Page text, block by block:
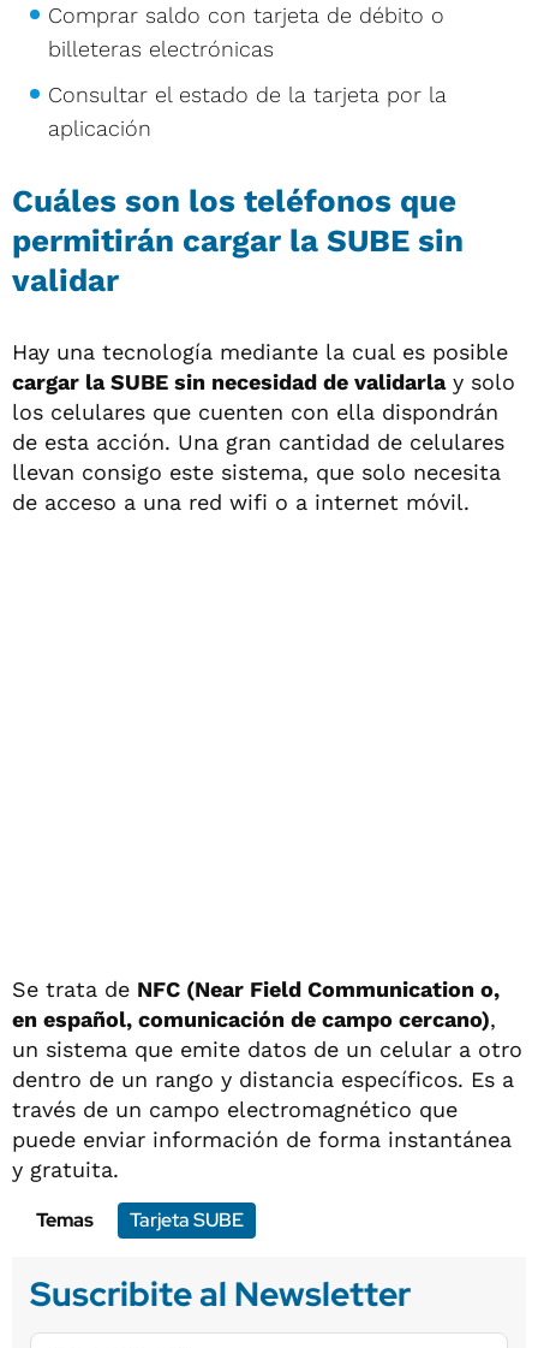
Comprar saldo con tarjeta de débito o
billeteras electrónicas
Consultar el estado de la tarjeta por la
aplicación
Cuáles son los teléfonos que
permitirán cargar la SUBE sin
validar
Hay una tecnología mediante la cual es posible
cargar la SUBE sin necesidad de validarlay solo
los celulares que cuenten con ella dispondrán
de esta acción. Una gran cantidad de celulares
llevan consigo este sistema, que solo necesita
de acceso a una red wifi o a internet móvil.
Se trata de NFC (Near Field Communication o,
en español, comunicación de campo cercano),
un sistema que emite datos de un celular a otro
dentro de un rango y distancia específicos. Es a
través de un campo electromagnético que
puede enviar información de forma instantánea
y gratuita.
Temas
Tarjeta SUBE
Suscribite al Newsletter